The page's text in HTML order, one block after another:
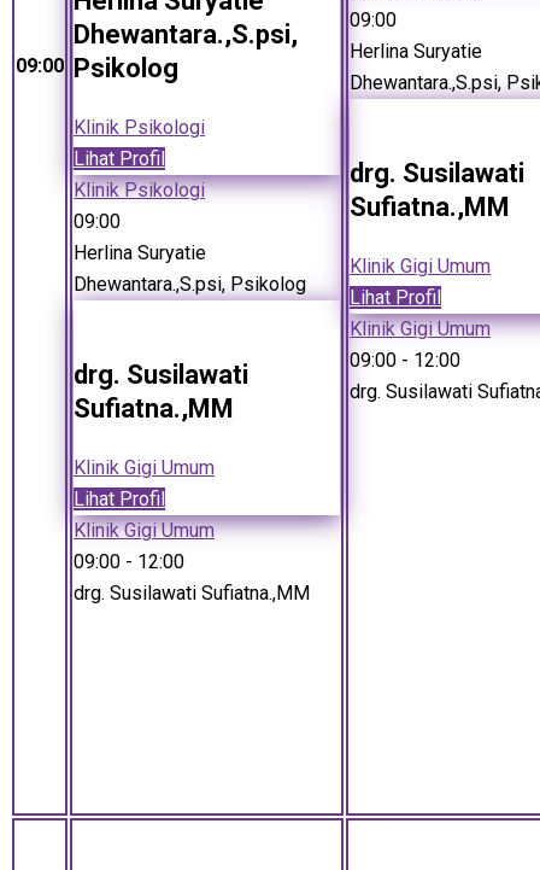
09:00
Dhewantara.,S.psi,
Psikolog
Klinik Psikologi
Lihat Profil
Klinik Psikologi
09:00
Herlina Suryatie
Dhewantara.,S.psi, Psikolog
drg. Susilawati
Sufiatna.,MM
Klinik Gigi Umum
Lihat Profil
Klinik Gigi Umum
09:00 - 12:00
drg. Susilawati Sufiatna.,MM
09:00
Herlina Suryatie
Dhewantara.,S.psi,
drg. Susilawati
Sufiatna.,MM
Klinik Gigi Umum
Lihat Profil
Klinik Gigi Umum
09:00 - 12:00
drg. Susilawati